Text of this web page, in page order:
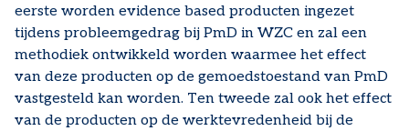
eerste worden evidence based producten ingezet
tijdens probleemgedrag bij PmD in WZC en zal een
methodiek ontwikkeld worden waarmee het effect
van deze producten op de gemoedstoestand van PmD
vastgesteld kan worden. Ten tweede zal ook het effect
van de producten op de werktevredenheid bij de